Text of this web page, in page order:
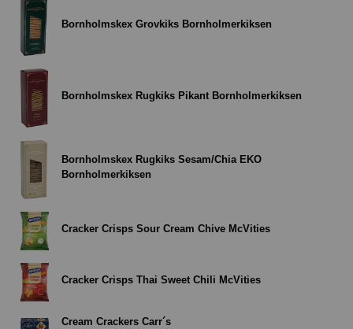
Bornholmskex Grovkiks Bornholmerkiksen
Bornholmskex Rugkiks Pikant Bornholmerkiksen
Bornholmskex Rugkiks Sesam/Chia EKO
Bornholmerkiksen
Cracker Crisps Sour Cream Chive McVities
Cracker Crisps Thai Sweet Chili McVities
Cream Crackers Carr´s